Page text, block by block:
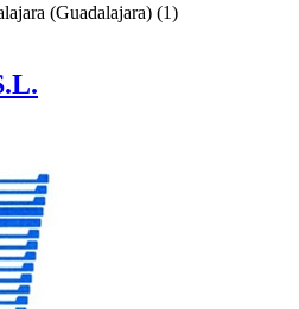
(Guadalajara) (1)